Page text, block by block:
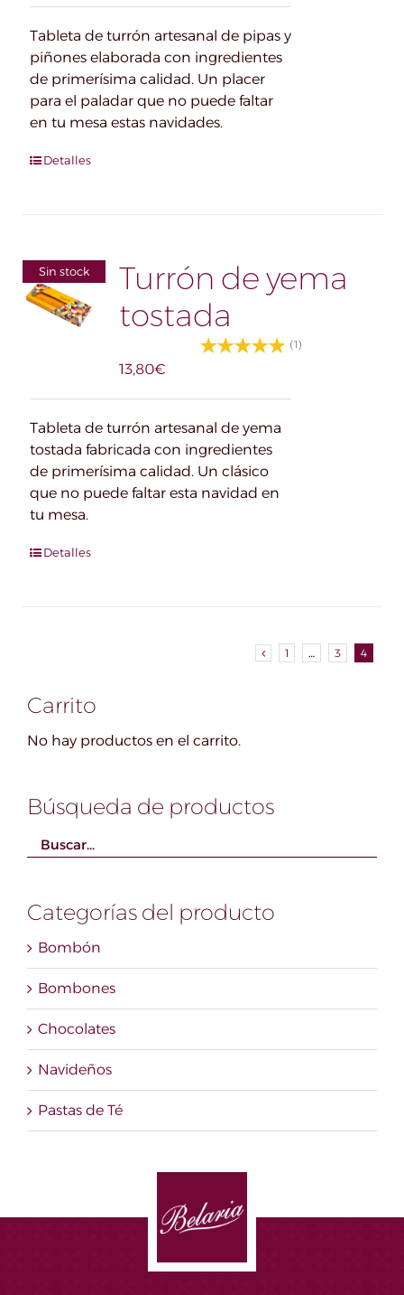
Tableta de turrón artesanal de pipas y
piñones elaborada con ingredientes
de primerísima calidad. Un placer
para el paladar que no puede faltar
en tu mesa estas navidades.
Detalles
Sin stock
Turrón de yema
tostada
(1)
13,80€
Tableta de turrón artesanal de yema
tostada fabricada con ingredientes
de primerísima calidad. Un clásico
que no puede faltar esta navidad en
tu mesa.
Detalles
1 … 3 4
Carrito
No hay productos en el carrito.
Búsqueda de productos
Categorías del producto
Bombón
Bombones
Chocolates
Navideños
Pastas de Té